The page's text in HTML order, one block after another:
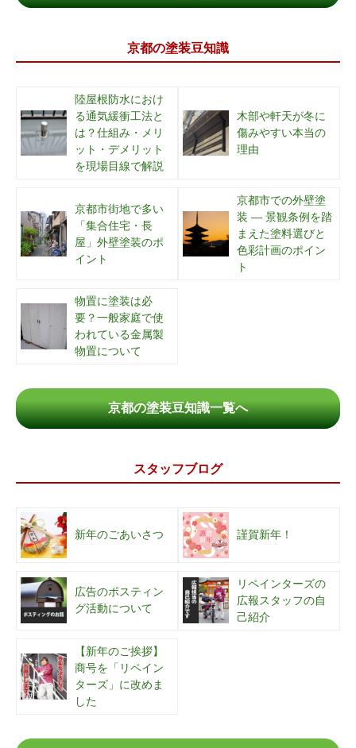
京都の塗装豆知識
陸屋根防水におけ
る通気緩衝工法と
は？仕組み・メリ
ット・デメリット
を現場目線で解説
木部や軒天が冬に
傷みやすい本当の
理由
京都市街地で多い
「集合住宅・長
屋」外壁塗装のポ
イント
京都市での外壁塗
装 ― 景観条例を踏
まえた塗料選びと
色彩計画のポイン
ト
物置に塗装は必
要？一般家庭で使
われている金属製
物置について
京都の塗装豆知識一覧へ
スタッフブログ
新年のごあいさつ 謹賀新年！
広告のポスティン
グ活動について
リペインターズの
広報スタッフの自
己紹介
【新年のご挨拶】
商号を「リペイン
ターズ」に改めま
した